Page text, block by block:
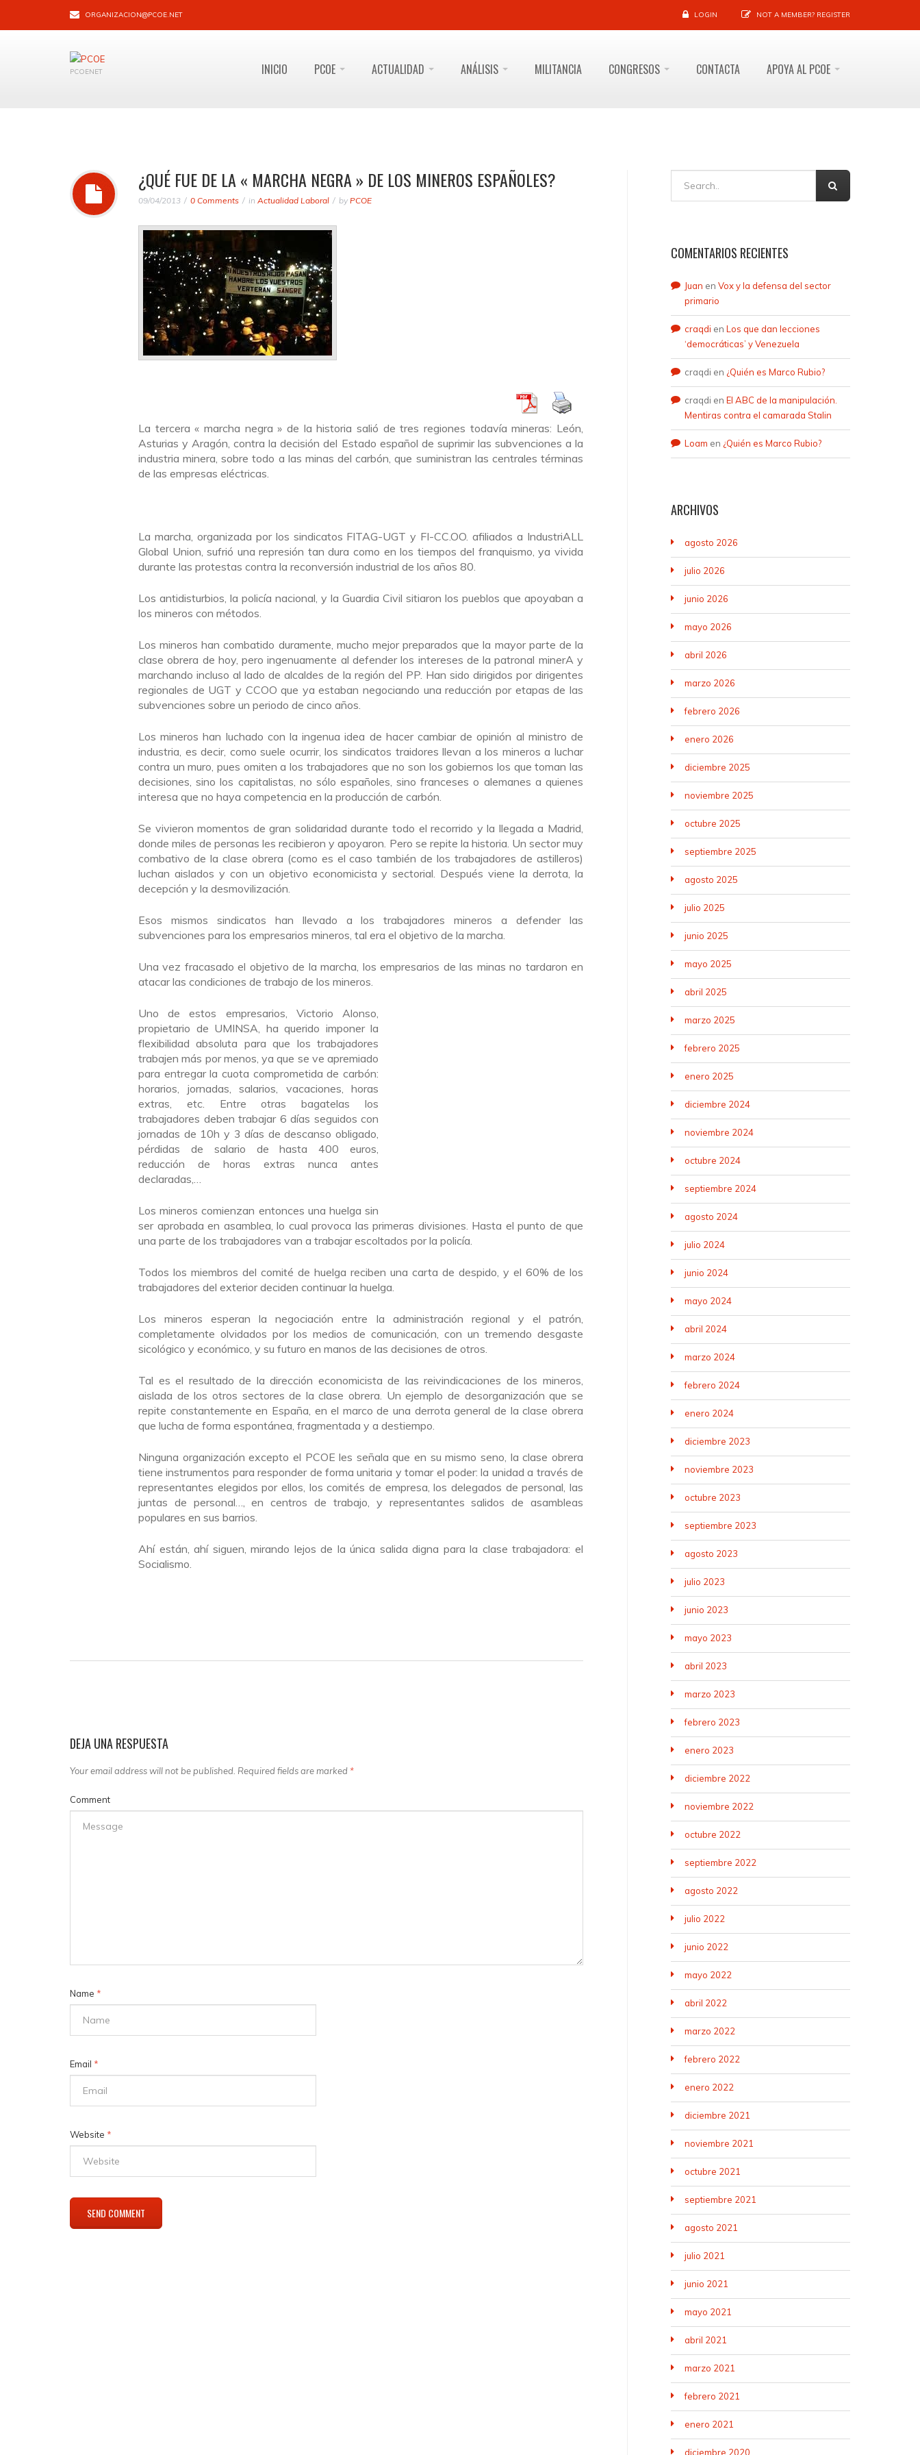
ORGANIZACION@PCOE.NET LOGIN NOT A MEMBER? REGISTER
PCOENET INICIO PCOE ACTUALIDAD ANÁLISIS MILITANCIA CONGRESOS CONTACTA APOYA AL PCOE
¿QUÉ FUE DE LA « MARCHA NEGRA » DE LOS MINEROS ESPAÑOLES?
09/04/2013 0 Comments in Actualidad Laboral by PCOE
La tercera « marcha negra » de la historia salió de tres regiones todavía mineras: León,
Asturias y Aragón, contra la decisión del Estado español de suprimir las subvenciones a la
industria minera, sobre todo a las minas del carbón, que suministran las centrales términas
de las empresas eléctricas.
La marcha, organizada por los sindicatos FITAG-UGT y FI-CC.OO. afiliados a IndustriALL
Global Union, sufrió una represión tan dura como en los tiempos del franquismo, ya vivida
durante las protestas contra la reconversión industrial de los años 80.
Los antidisturbios, la policía nacional, y la Guardia Civil sitiaron los pueblos que apoyaban a
los mineros con métodos.
Los mineros han combatido duramente, mucho mejor preparados que la mayor parte de la
clase obrera de hoy, pero ingenuamente al defender los intereses de la patronal minerA y
marchando incluso al lado de alcaldes de la región del PP. Han sido dirigidos por dirigentes
regionales de UGT y CCOO que ya estaban negociando una reducción por etapas de las
subvenciones sobre un periodo de cinco años.
Los mineros han luchado con la ingenua idea de hacer cambiar de opinión al ministro de
industria, es decir, como suele ocurrir, los sindicatos traidores llevan a los mineros a luchar
contra un muro, pues omiten a los trabajadores que no son los gobiernos los que toman las
decisiones, sino los capitalistas, no sólo españoles, sino franceses o alemanes a quienes
interesa que no haya competencia en la producción de carbón.
Se vivieron momentos de gran solidaridad durante todo el recorrido y la llegada a Madrid,
donde miles de personas les recibieron y apoyaron. Pero se repite la historia. Un sector muy
combativo de la clase obrera (como es el caso también de los trabajadores de astilleros)
luchan aislados y con un objetivo economicista y sectorial. Después viene la derrota, la
decepción y la desmovilización.
Esos mismos sindicatos han llevado a los trabajadores mineros a defender las
subvenciones para los empresarios mineros, tal era el objetivo de la marcha.
Una vez fracasado el objetivo de la marcha, los empresarios de las minas no tardaron en
atacar las condiciones de trabajo de los mineros.
Uno de estos empresarios, Victorio Alonso,
propietario de UMINSA, ha querido imponer la
flexibilidad absoluta para que los trabajadores
trabajen más por menos, ya que se ve apremiado
para entregar la cuota comprometida de carbón:
horarios, jornadas, salarios, vacaciones, horas
extras, etc. Entre otras bagatelas los
trabajadores deben trabajar 6 días seguidos con
jornadas de 10h y 3 días de descanso obligado,
pérdidas de salario de hasta 400 euros,
reducción de horas extras nunca antes
declaradas,…
Los mineros comienzan entonces una huelga sin
ser aprobada en asamblea, lo cual provoca las primeras divisiones. Hasta el punto de que
una parte de los trabajadores van a trabajar escoltados por la policía.
Todos los miembros del comité de huelga reciben una carta de despido, y el 60% de los
trabajadores del exterior deciden continuar la huelga.
Los mineros esperan la negociación entre la administración regional y el patrón,
completamente olvidados por los medios de comunicación, con un tremendo desgaste
sicológico y económico, y su futuro en manos de las decisiones de otros.
Tal es el resultado de la dirección economicista de las reivindicaciones de los mineros,
aislada de los otros sectores de la clase obrera. Un ejemplo de desorganización que se
repite constantemente en España, en el marco de una derrota general de la clase obrera
que lucha de forma espontánea, fragmentada y a destiempo.
Ninguna organización excepto el PCOE les señala que en su mismo seno, la clase obrera
tiene instrumentos para responder de forma unitaria y tomar el poder: la unidad a través de
representantes elegidos por ellos, los comités de empresa, los delegados de personal, las
juntas de personal…, en centros de trabajo, y representantes salidos de asambleas
populares en sus barrios.
Ahí están, ahí siguen, mirando lejos de la única salida digna para la clase trabajadora: el
Socialismo.
DEJA UNA RESPUESTA
Your email address will not be published. Required fields are marked *
Comment
Name *
Email *
Website *
COMENTARIOS RECIENTES
Juan en Vox y la defensa del sector
primario
craqdi en Los que dan lecciones
‘democráticas’ y Venezuela
craqdi en ¿Quién es Marco Rubio?
craqdi en El ABC de la manipulación.
Mentiras contra el camarada Stalin
Loam en ¿Quién es Marco Rubio?
ARCHIVOS
agosto 2026
julio 2026
junio 2026
mayo 2026
abril 2026
marzo 2026
febrero 2026
enero 2026
diciembre 2025
noviembre 2025
octubre 2025
septiembre 2025
agosto 2025
julio 2025
junio 2025
mayo 2025
abril 2025
marzo 2025
febrero 2025
enero 2025
diciembre 2024
noviembre 2024
octubre 2024
septiembre 2024
agosto 2024
julio 2024
junio 2024
mayo 2024
abril 2024
marzo 2024
febrero 2024
enero 2024
diciembre 2023
noviembre 2023
octubre 2023
septiembre 2023
agosto 2023
julio 2023
junio 2023
mayo 2023
abril 2023
marzo 2023
febrero 2023
enero 2023
diciembre 2022
noviembre 2022
octubre 2022
septiembre 2022
agosto 2022
julio 2022
junio 2022
mayo 2022
abril 2022
marzo 2022
febrero 2022
enero 2022
diciembre 2021
noviembre 2021
octubre 2021
septiembre 2021
agosto 2021
julio 2021
junio 2021
mayo 2021
abril 2021
marzo 2021
febrero 2021
enero 2021
diciembre 2020